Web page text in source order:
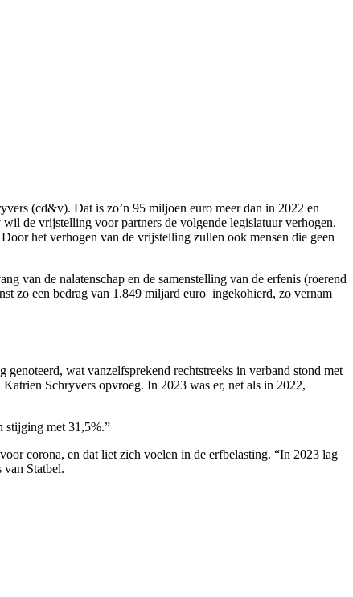
(cd&v). Dat is zo’n 95 miljoen euro meer dan in 2022 en
de vrijstelling voor partners de volgende legislatuur verhogen.
het verhogen van de vrijstelling zullen ook mensen die geen
van de nalatenschap en de samenstelling van de erfenis (roerend
zo een bedrag van 1,849 miljard euro ingekohierd, zo vernam
wat vanzelfsprekend rechtstreeks in verband stond met
Schryvers opvroeg. In 2023 was er, net als in 2022,
stijging met 31,5%.”
corona, en dat liet zich voelen in de erfbelasting. “In 2023 lag
van Statbel.